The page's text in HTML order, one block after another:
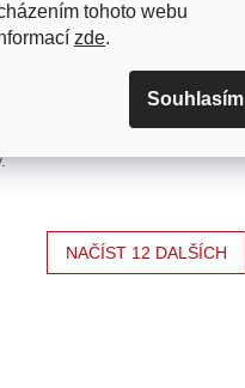
tohoto webu
zde.
Souhlasím
Skladem
NAČÍST 12 DALŠÍCH